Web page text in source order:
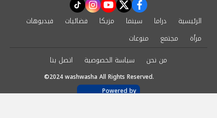
facebook
twitter
youtube
instagram
tiktok
الرئيسية دراما سينما مزيكا فضائيات
فيديوهات
مرأة
مجتمع
منوعات
من نحن
سياسة الخصوصية اتصل بنا
©2024 washwasha All Rights Reserved.
Powered by